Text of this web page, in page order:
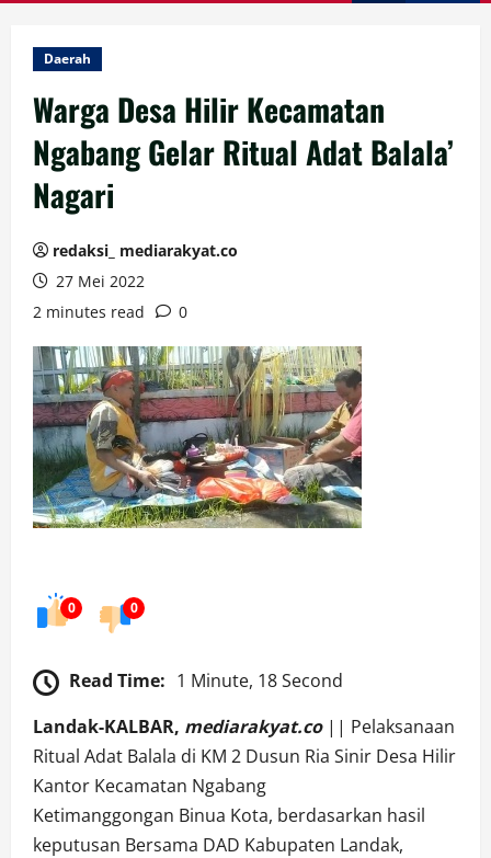
Daerah
Warga Desa Hilir Kecamatan
Ngabang Gelar Ritual Adat Balala’
Nagari
redaksi_ mediarakyat.co
27 Mei 2022
2 minutes read
0
0 0
Read Time: 1 Minute, 18 Second
Landak-KALBAR, mediarakyat.co|| Pelaksanaan
Ritual Adat Balala di KM 2 Dusun Ria Sinir Desa Hilir
Kantor Kecamatan Ngabang
Ketimanggongan Binua Kota, berdasarkan hasil
keputusan Bersama DAD Kabupaten Landak,